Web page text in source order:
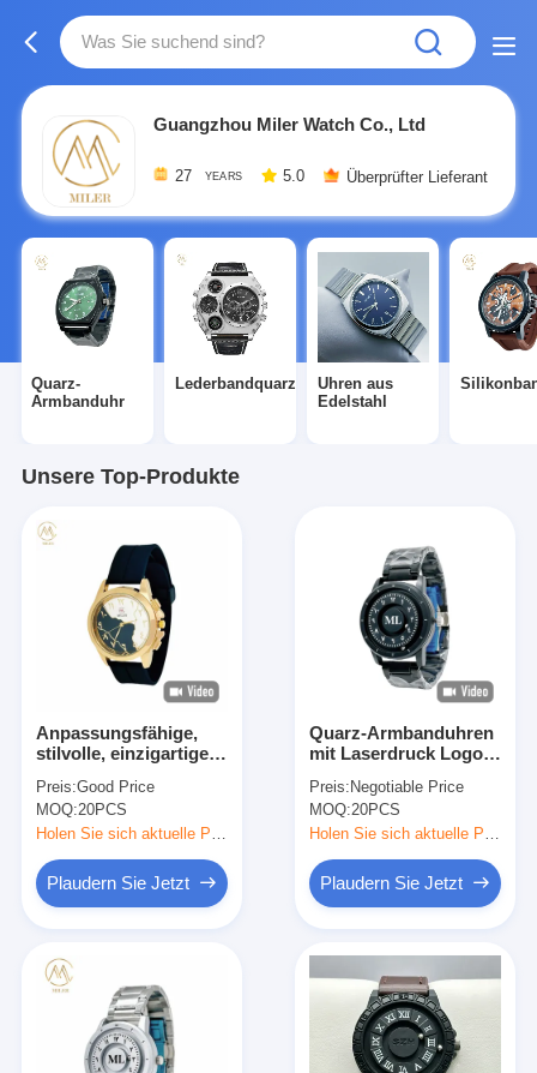
Guangzhou Miler Watch Co., Ltd
27 YEARS 5.0 Überprüfter Lieferant
Quarz-
Armbanduhr
LederbandquarzuhrUhren aus
Edelstahl
Unsere Top-Produkte
Anpassungsfähige,
stilvolle, einzigartige,
arabische Uhr mit
Silikonband
Preis:Good Price
MOQ:20PCS
Plaudern Sie Jetzt
Quarz-Armbanduhren
mit Laserdruck Logo
Preis: Negotiable Price
MOQ:20PCS
Plaudern Sie Jetzt